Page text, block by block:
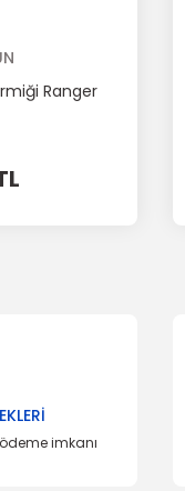
Ranger
imkanı